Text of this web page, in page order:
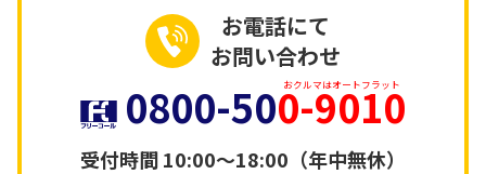
お電話にて
お問い合わせ
0800-500-9010
おクルマはオートフラット
受付時間10:00～18:00（年中無休）